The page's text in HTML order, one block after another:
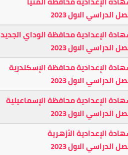
الدراسي الاول 2023
الإعدادية محافظة الوداي الجديد
الدراسي الاول 2023
الإعدادية محافظة الإسكندرية
الدراسي الاول 2023
الإعدادية محافظة الإسماعيلية
الدراسي الاول 2023
الإعدادية الأزهرية
الدراسي الاول 2023